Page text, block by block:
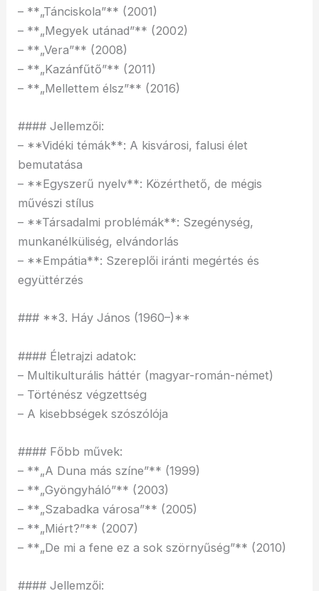
– **„Tánciskola”** (2001)
– **„Megyek utánad”** (2002)
– **„Vera”** (2008)
– **„Kazánfűtő”** (2011)
– **„Mellettem élsz”** (2016)
#### Jellemzői:
– **Vidéki témák**: A kisvárosi, falusi élet
bemutatása
– **Egyszerű nyelv**: Közérthető, de mégis
művészi stílus
– **Társadalmi problémák**: Szegénység,
munkanélküliség, elvándorlás
– **Empátia**: Szereplői iránti megértés és
együttérzés
### **3. Háy János (1960–)**
#### Életrajzi adatok:
– Multikulturális háttér (magyar-román-német)
– Történész végzettség
– A kisebbségek szószólója
#### Főbb művek:
– **„A Duna más színe”** (1999)
– **„Gyöngyháló”** (2003)
– **„Szabadka városa”** (2005)
– **„Miért?”** (2007)
– **„De mi a fene ez a sok szörnyűség”** (2010)
#### Jellemzői: